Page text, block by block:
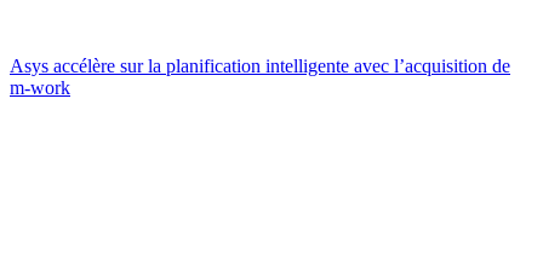
Asys accélère sur la planification intelligente avec l’acquisition de
m-work